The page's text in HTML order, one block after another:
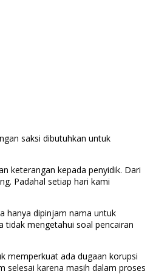
saksi dibutuhkan untuk
keterangan kepada penyidik. Dari
Padahal setiap hari kami
hanya dipinjam nama untuk
tidak mengetahui soal pencairan
memperkuat ada dugaan korupsi
selesai karena masih dalam proses